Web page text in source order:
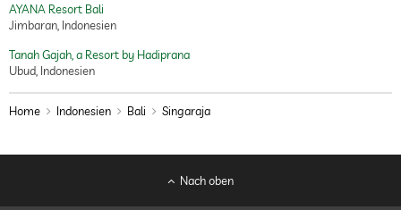
AYANA Resort Bali
Jimbaran, Indonesien
Tanah Gajah, a Resort by Hadiprana
Ubud, Indonesien
Home Indonesien Bali Singaraja
Nach oben